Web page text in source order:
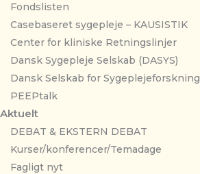
Fondslisten
Casebaseret sygepleje – KAUSISTIK
Center for kliniske Retningslinjer
Dansk Sygepleje Selskab (DASYS)
Dansk Selskab for Sygeplejeforskning
PEEPtalk
Aktuelt
DEBAT & EKSTERN DEBAT
Kurser/konferencer/Temadage
Fagligt nyt